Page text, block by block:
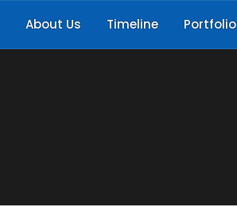
About Us Timeline Portfolio